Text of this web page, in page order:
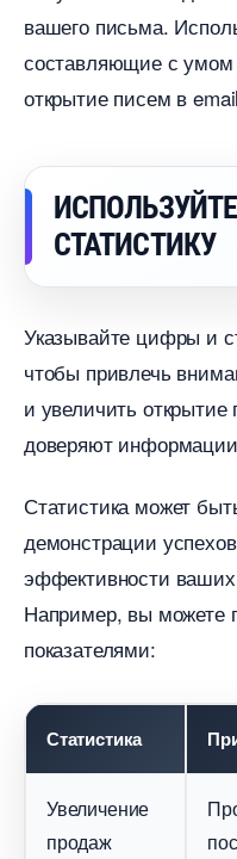
ашего письма.
составляющие с умом
открытие писем в
СТАТИСТИКУ
Указывайте цифры и
чтобы привлечь
и увеличить
доверяют
Статистика может
демонстрации
эффективности ваших
Например, вы можете
показателями:
Статистика
Увеличение
продаж